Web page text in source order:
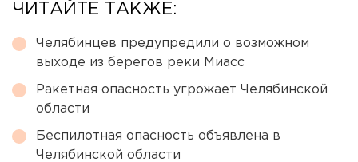
ЧИТАЙТЕ ТАКЖЕ:
Челябинцев предупредили о возможном
выходе из берегов реки Миасс
Ракетная опасность угрожает Челябинской
области
Беспилотная опасность объявлена в
Челябинской области